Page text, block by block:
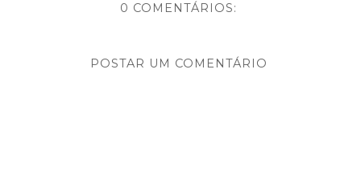
0 COMENTÁRIOS:
POSTAR UM COMENTÁRIO